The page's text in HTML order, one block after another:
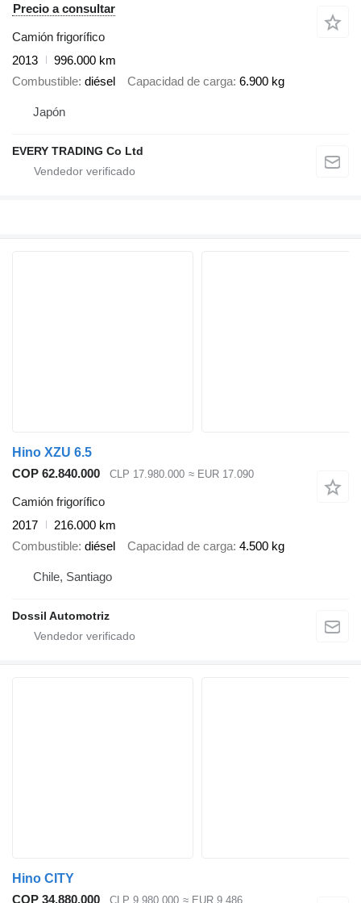
Precio a consultar
Camión frigorífico
2013
996.000 km
Combustible diésel Capacidad de carga 6.900 kg
Japón
EVERY TRADING Co Ltd
Hino XZU 6.5
COP 62.840.000
CLP 17.980.000 ≈ EUR 17.090
Camión frigorífico
2017
216.000 km
Combustible diésel Capacidad de carga 4.500 kg
Chile, Santiago
Dossil Automotriz
Hino CITY
COP 34.880.000
CLP 9.980.000 ≈ EUR 9.486